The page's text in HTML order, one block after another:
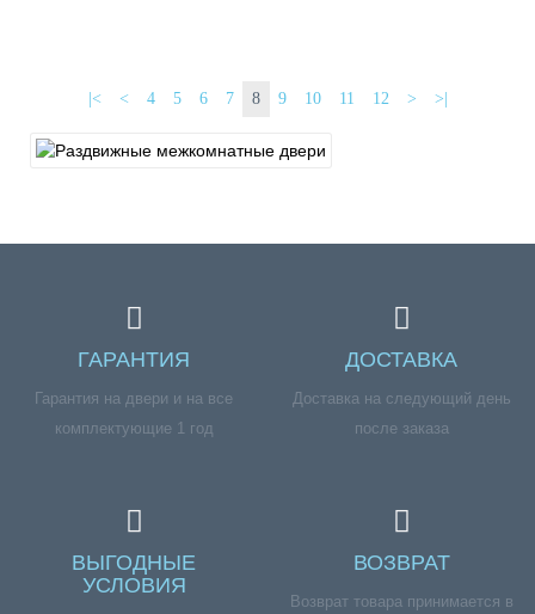
|< < 4 5 6 7 8 9 10 11 12 > >|
ГАРАНТИЯ
Гарантия на двери и на все
комплектующие 1 год
ДОСТАВКА
Доставка на следующий день
после заказа
ВЫГОДНЫЕ
УСЛОВИЯ
ВОЗВРАТ
Возврат товара принимается в